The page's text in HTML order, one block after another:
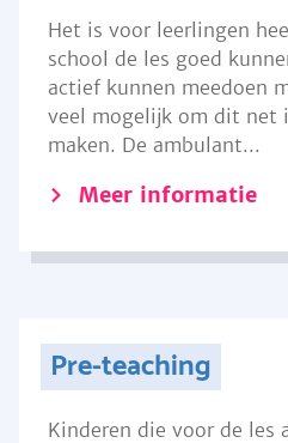
Het is voor leerlingen
school de les goed
actief kunnen meedoen
veel mogelijk om dit net
maken. De ambulant...
Meer informatie
Pre-teaching
Kinderen die voor de les